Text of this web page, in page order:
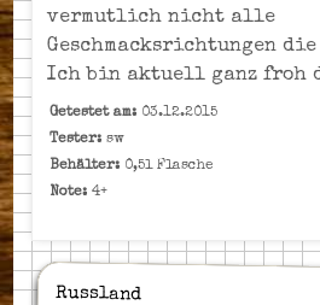
vermutlich nicht alle
Geschmacksrichtungen
Ich bin aktuell ganz froh
Getestet am: 03.12.2015
Tester: sw
Behälter: 0,5l Flasche
Note: 4+
Russland